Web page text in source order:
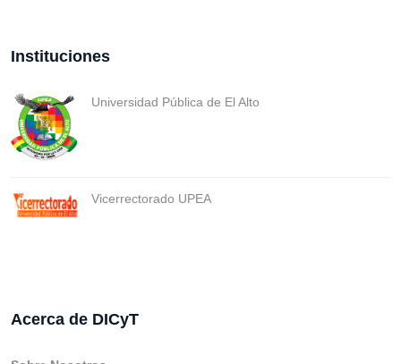
Instituciones
Universidad Pública de El Alto
Vicerrectorado UPEA
Acerca de DICyT